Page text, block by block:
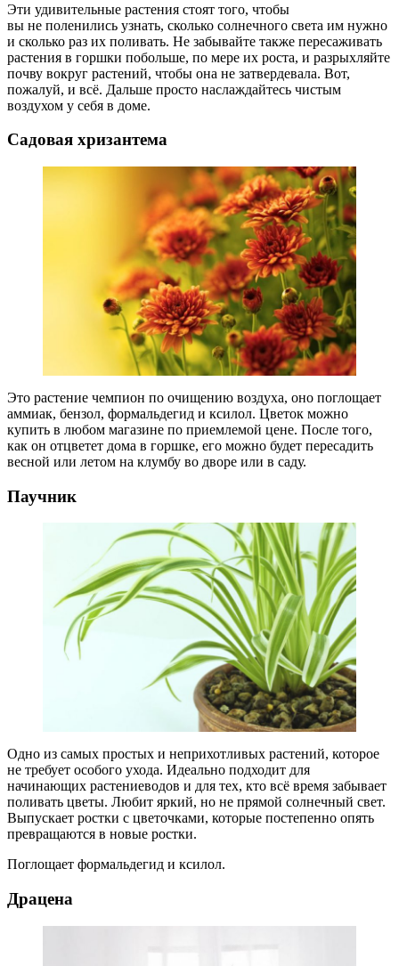
Эти удивительные растения стоят того, чтобы
вы не поленились узнать, сколько солнечного света им нужно
и сколько раз их поливать. Не забывайте также пересаживать
растения в горшки побольше, по мере их роста, и разрыхляйте
почву вокруг растений, чтобы она не затвердевала. Вот,
пожалуй, и всё. Дальше просто наслаждайтесь чистым
воздухом у себя в доме.
Садовая хризантема
Это растение чемпион по очищению воздуха, оно поглощает
аммиак, бензол, формальдегид и ксилол. Цветок можно
купить в любом магазине по приемлемой цене. После того,
как он отцветет дома в горшке, его можно будет пересадить
весной или летом на клумбу во дворе или в саду.
Паучник
Одно из самых простых и неприхотливых растений, которое
не требует особого ухода. Идеально подходит для
начинающих растениеводов и для тех, кто всё время забывает
поливать цветы. Любит яркий, но не прямой солнечный свет.
Выпускает ростки с цветочками, которые постепенно опять
превращаются в новые ростки.
Поглощает формальдегид и ксилол.
Драцена